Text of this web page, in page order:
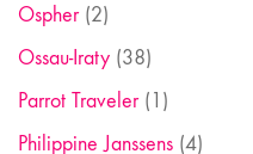
Ospher(2)
Ossau-Iraty (38)
Parrot Traveler(1)
Philippine Janssens (4)